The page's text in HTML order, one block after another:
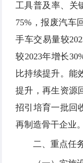
工具普及率、关
75%，报废汽车
手车交易量较
较2023年增长
比持续提升。能
提升，再生资源
招引培育一批回
再制造骨干企业。
二、重点任